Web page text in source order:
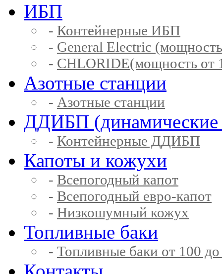
ИБП
- Контейнерные ИБП
- General Electric
- CHLORIDE(мощность от
Азотные станции
- Азотные станции
ДДИБП
- Контейнерные ДДИБП
Капоты и кожухи
- Всепогодный капот
- Всепогодный евро-капот
- Низкошумный кожух
Топливные баки
- Топливные баки от 100